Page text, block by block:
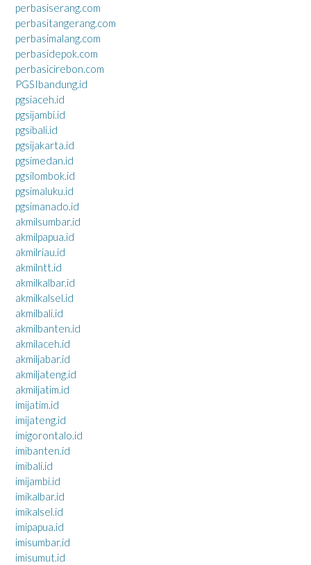
perbasiserang.com
perbasitangerang.com
perbasimalang.com
perbasidepok.com
perbasicirebon.com
PGSIbandung.id
pgsiaceh.id
pgsijambi.id
pgsibali.id
pgsijakarta.id
pgsimedan.id
pgsilombok.id
pgsimaluku.id
pgsimanado.id
akmilsumbar.id
akmilpapua.id
akmilriau.id
akmilntt.id
akmilkalbar.id
akmilkalsel.id
akmilbali.id
akmilbanten.id
akmilaceh.id
akmiljabar.id
akmiljateng.id
akmiljatim.id
imijatim.id
imijateng.id
imigorontalo.id
imibanten.id
imibali.id
imijambi.id
imikalbar.id
imikalsel.id
imipapua.id
imisumbar.id
imisumut.id